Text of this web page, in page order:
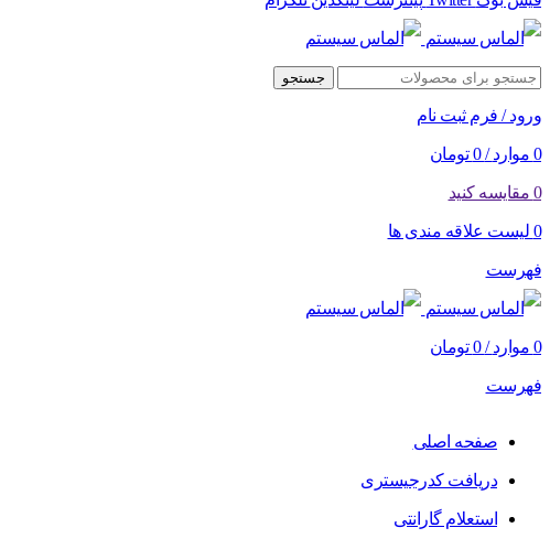
جستجو
ورود / فرم ثبت نام
0 موارد /
0 تومان
0 مقایسه کنید
0 لیست علاقه مندی ها
فهرست
0 موارد /
0 تومان
فهرست
صفحه اصلی
دریافت کدرجیستری
استعلام گارانتی